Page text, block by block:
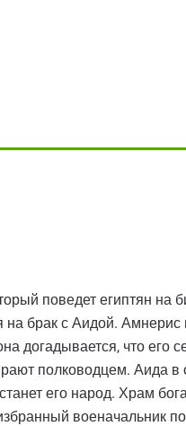
поведет египтян на
на брак с Аидой.
догадывается, что его
полководцем. Аида в
его народ. Храм
военачальник